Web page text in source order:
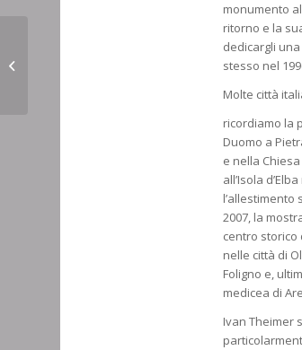
monumento
ritorno e la
dedicargli
stesso nel
Molte città
ricordiamo la
Duomo a
e nella
all’Isola
l’allestimento
2007, la
centro storico
nelle città di
Foligno e,
medicea di
Ivan Theimer